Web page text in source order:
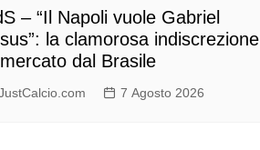
– “Il Napoli vuole Gabriel
la clamorosa indiscrezione
dal Brasile
7 Agosto 2026